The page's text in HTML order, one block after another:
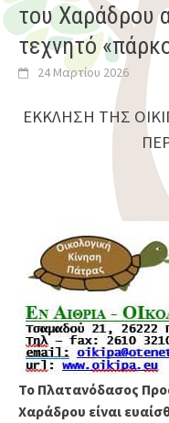
του Χαράδρου
τεχνητό
24 Μαρτίου 2026
ΕΚΚΛΗΣΗ ΤΗΣ
Το Πλατανόδασος
Χαράδρου είναι